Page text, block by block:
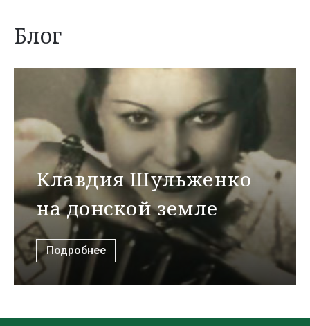
Блог
Клавдия Шульженко
на донской земле
Подробнее